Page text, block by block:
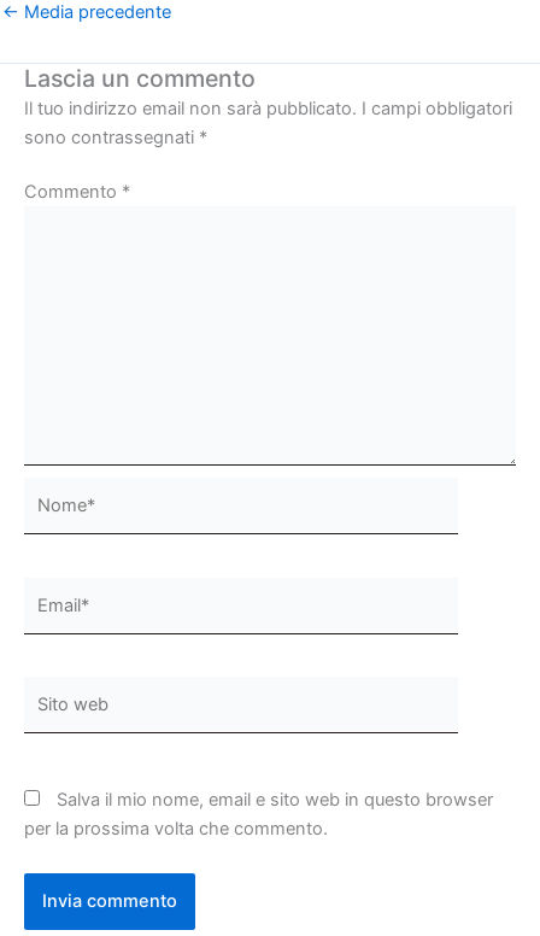
← Media precedente
Lascia un commento
Il tuo indirizzo email non sarà pubblicato. I campi obbligatori
sono contrassegnati *
Commento *
Salva il mio nome, email e sito web in questo browser
per la prossima volta che commento.